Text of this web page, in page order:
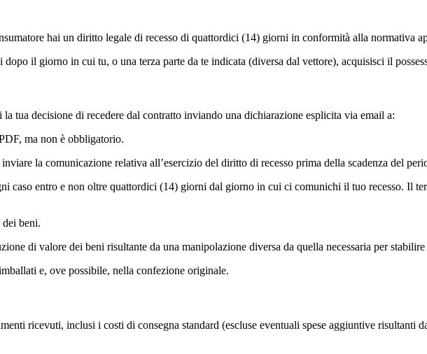
hai un diritto legale di recesso di quattordici (14) giorni in conformità alla normativa
il giorno in cui tu, o una terza parte da te indicata (diversa dal vettore), acquisisci il
tua decisione di recedere dal contratto inviando una dichiarazione esplicita via email a:
ma non è obbligatorio.
la comunicazione relativa all’esercizio del diritto di recesso prima della scadenza del
caso entro e non oltre quattordici (14) giorni dal giorno in cui ci comunichi il tuo recesso. Il
dei beni.
di valore dei beni risultante da una manipolazione diversa da quella necessaria per
e, ove possibile, nella confezione originale.
ricevuti, inclusi i costi di consegna standard (escluse eventuali spese aggiuntive risultanti